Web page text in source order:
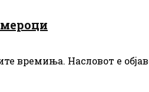
времиња. Насловот е